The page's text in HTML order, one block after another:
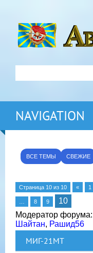
NAVIGATION
ВСЕ ТЕМЫ СВЕЖИЕ
Страница 10 из 10 « 1
8 9
10
Модератор форума:
Шайтан, Рашид56
МИГ-21МТ